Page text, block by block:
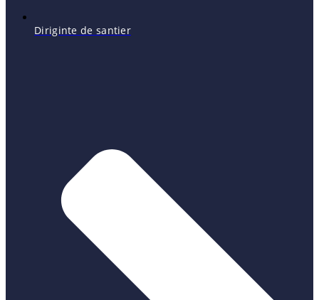
Diriginte de santier